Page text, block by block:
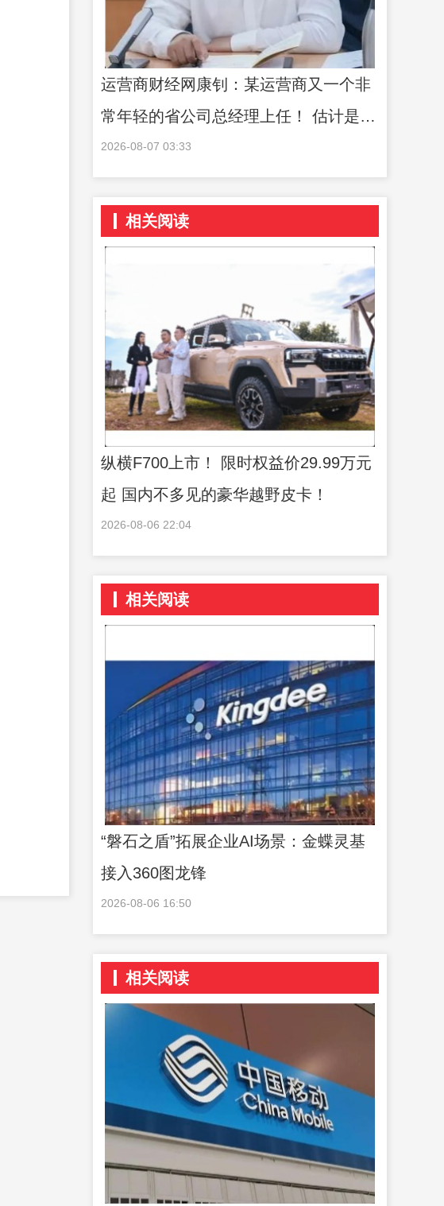
运营商财经网康钊：某运营商又一个非
常年轻的省公司总经理上任！ 估计是第
三个80后的二级正职
2026-08-07 03:33
相关阅读
纵横F700上市！ 限时权益价29.99万元
起 国内不多见的豪华越野皮卡！
2026-08-06 22:04
相关阅读
“磐石之盾”拓展企业AI场景：金蝶灵基
接入360图龙锋
2026-08-06 16:50
相关阅读